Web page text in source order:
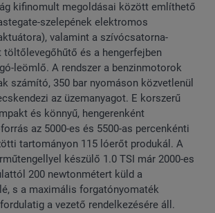
kifinomult megoldásai között említhető
szelepének elektromos
valamint a szívócsatorna-
töltőlevegőhűtő és a hengerfejben
leömlő. A rendszer a benzinmotorok
számító, 350 bar nyomáson közvetlenül
az üzemanyagot. E korszerű
és könnyű, hengerenként
az 5000-es és 5500-as percenkénti
tartományon 115 lóerőt produkál. A
készülő 1.0 TSI már 2000-es
200 newtonmétert küld a
s a maximális forgatónyomaték
a vezető rendelkezésére áll.